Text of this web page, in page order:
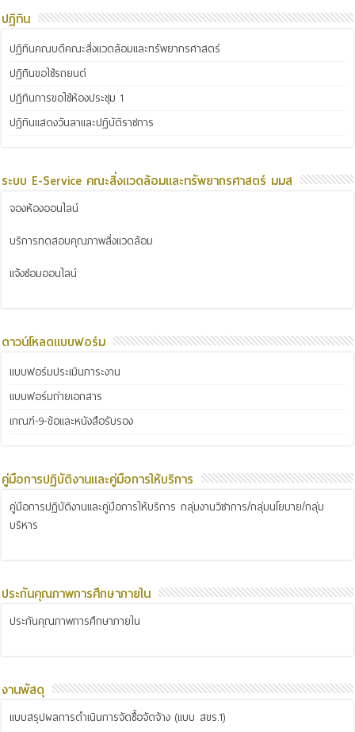
ปฏิทิน
ปฏิทินคณบดีคณะสิ่งแวดล้อมและทรัพยากรศาสตร์
ปฏิทินขอใช้รถยนต์
ปฏิทินการขอใช้ห้องประชุม 1
ปฏิทินแสดงวันลาและปฏิบัติราชการ
ระบบ E-Service คณะสิ่งแวดล้อมและทรัพยากรศาสตร์ มมส
จองห้องออนไลน์
บริการทดสอบคุณภาพสิ่งแวดล้อม
แจ้งซ่อมออนไลน์
ดาวน์โหลดแบบฟอร์ม
แบบฟอร์มประเมินภาระงาน
แบบฟอร์มถ่ายเอกสาร
เกณฑ์-9-ข้อและหนังสือรับรอง
คู่มือการปฏิบัติงานและคู่มือการให้บริการ
คู่มือการปฏิบัติงานและคู่มือการให้บริการ กลุ่มงานวิชาการ/กลุ่มนโยบาย/กลุ่ม
บริหาร
ประกันคุณภาพการศึกษาภายใน
ประกันคุณภาพการศึกษาภายใน
งานพัสดุ
แบบสรุปผลการดำเนินการจัดซื้อจัดจ้าง (แบบ สขร.1)